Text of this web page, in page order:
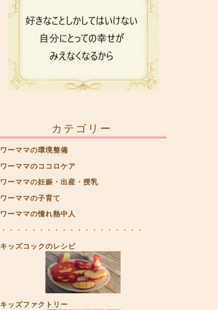
カテゴリー
ワーママの環境整備
ワーママのココロケア
ワーママの妊娠・出産・授乳
ワーママの子育て
ワーママの憧れ熱中人
・・・・・・・・・・・・・・・・・・・
キッズコックのレシピ
キッズファクトリー